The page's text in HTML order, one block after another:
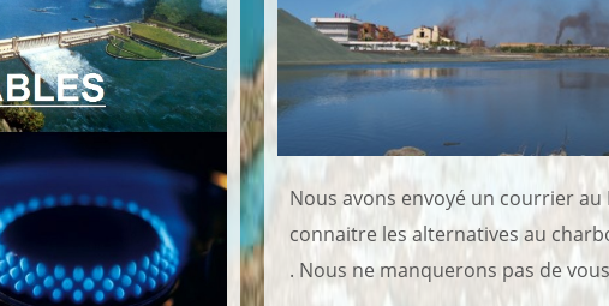
Nous avons envoyé un courrier
connaitre les alternatives au
. Nous ne manquerons pas de